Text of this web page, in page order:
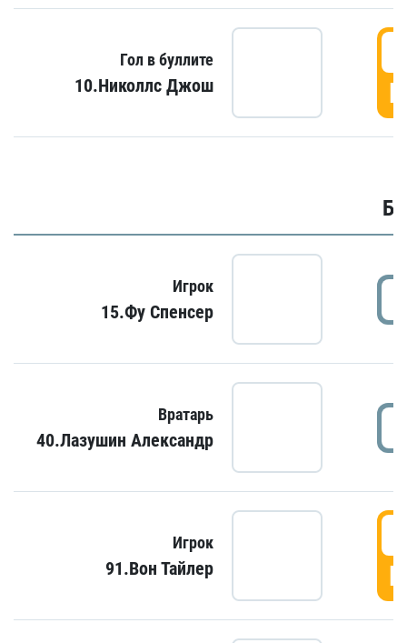
Гол в буллите
10.Николлс Джош
Игрок
15.Фу Спенсер
Вратарь
40.Лазушин Александр
Игрок
91.Вон Тайлер